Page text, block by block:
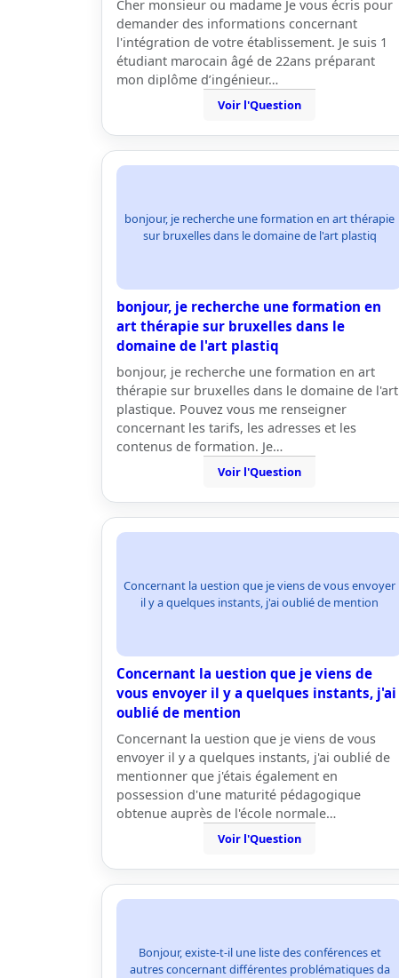
Cher monsieur ou madame Je vous écris pour
demander des informations concernant
l'intégration de votre établissement. Je suis 1
étudiant marocain âgé de 22ans préparant
mon diplôme d’ingénieur…
Voir l'Question
bonjour, je recherche une formation en art thérapie
sur bruxelles dans le domaine de l'art plastiq
bonjour, je recherche une formation en
art thérapie sur bruxelles dans le
domaine de l'art plastiq
bonjour, je recherche une formation en art
thérapie sur bruxelles dans le domaine de l'art
plastique. Pouvez vous me renseigner
concernant les tarifs, les adresses et les
contenus de formation. Je…
Voir l'Question
Concernant la uestion que je viens de vous envoyer
il y a quelques instants, j'ai oublié de mention
Concernant la uestion que je viens de
vous envoyer il y a quelques instants, j'ai
oublié de mention
Concernant la uestion que je viens de vous
envoyer il y a quelques instants, j'ai oublié de
mentionner que j'étais également en
possession d'une maturité pédagogique
obtenue auprès de l'école normale…
Voir l'Question
Bonjour, existe-t-il une liste des conférences et
autres concernant différentes problématiques da